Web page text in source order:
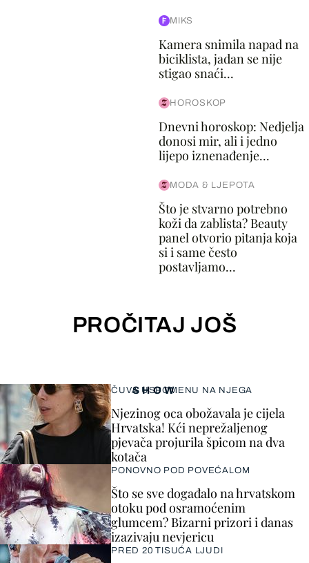
MIKS
Kamera snimila napad na
biciklista, jadan se nije
stigao snaći...
HOROSKOP
Dnevni horoskop: Nedjelja
donosi mir, ali i jedno
lijepo iznenađenje...
MODA & LJEPOTA
Što je stvarno potrebno
koži da zablista? Beauty
panel otvorio pitanja koja
si i same često
postavljamo...
PROČITAJ JOŠ
SHOW
ČUVA USPOMENU NA NJEGA
Njezinog oca obožavala je cijela
Hrvatska! Kći neprežaljenog
pjevača projurila špicom na dva
kotača
PONOVNO POD POVEĆALOM
Što se sve događalo na hrvatskom
otoku pod osramoćenim
glumcem? Bizarni prizori i danas
izazivaju nevjericu
PRED 20 TISUĆA LJUDI